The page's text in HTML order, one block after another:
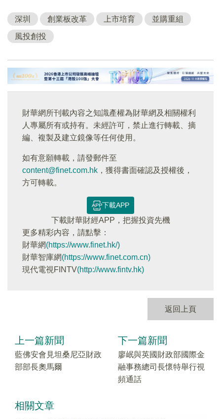
深圳 創業板改革 上市培育 並購重組
風投創投
財華網所刊載內容之知識產權為財華網及相關權利
人專屬所有或持有。未經許可，禁止進行轉載、摘
編、複製及建立鏡像等任何使用。
如有意願轉載，請發郵件至
content@finet.com.hk ，獲得書面確認及授權後，
方可轉載。
下載APP
下載財華財經APP，把握投資先機
更多精彩内容，請點擊：
財華網(https://www.finet.hk/)
財華智庫網(https://www.finet.com.cn)
現代電視FINTV(http://www.fintv.hk)
返回上頁
上一篇新聞
藍佛安會見坦桑尼亞財政
部部長奧馬爾
下一篇新聞
廖岷與英國財政部國際金
融事務總司長懷特舉行視
頻通話
相關文章